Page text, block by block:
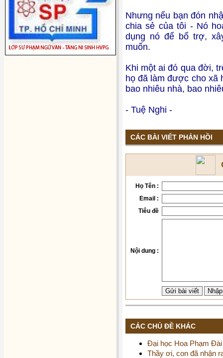
Nhưng nếu bạn đón
chia sẻ của tôi - Nó
dụng nó để bổ trợ,
muốn.
Khi một ai đó qua đời,
họ đã làm được cho xã
bao nhiêu nhà, bao
- Tuệ Nghi -
CÁC BÀI VIẾT PHẢN HỒI
Họ Tên :
Email :
Tiêu đề
Nội dung :
CÁC CHỦ ĐỀ KHÁC
Đại học Hoa Phạm
Thầy ơi, con đã nhận